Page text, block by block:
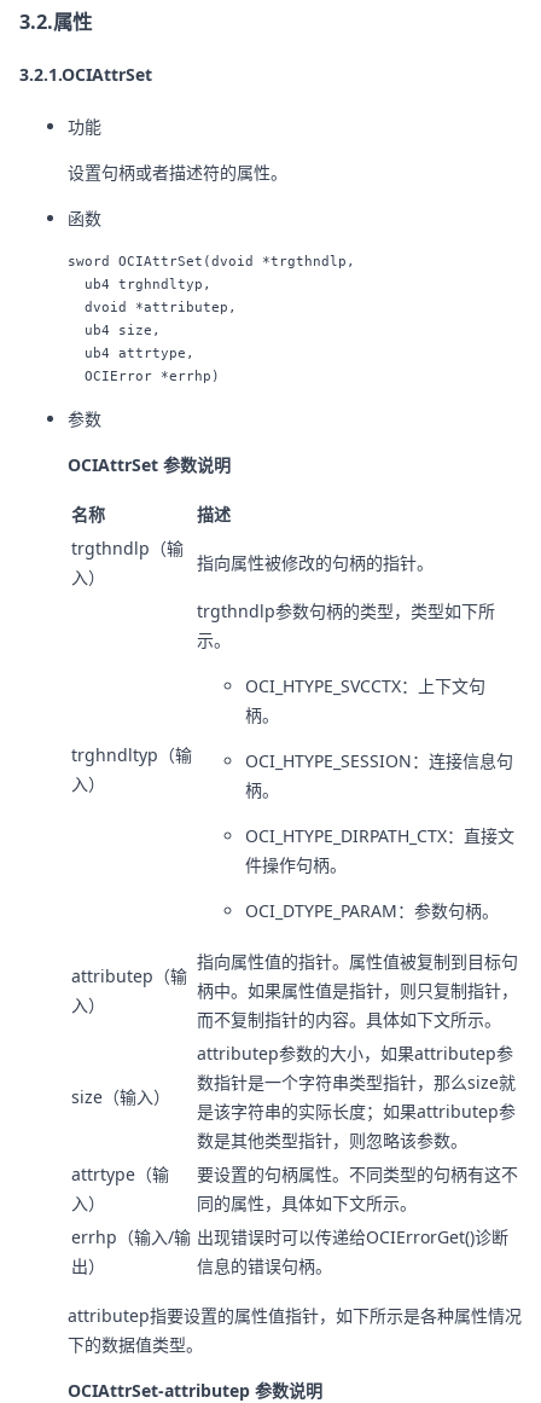
3.2.属性
3.2.1.OCIAttrSet
功能
设置句柄或者描述符的属性。
函数
sword OCIAttrSet(dvoid *trgthndlp,
  ub4 trghndltyp,
  dvoid *attributep,
  ub4 size,
  ub4 attrtype,
参数
OCIAttrSet 参数说明
名称
描述
trgthndlp（输
入）
指向属性被修改的句柄的指针。
trghndltyp（输
入）
trgthndlp参数句柄的类型，类型如下所
示。
OCI_HTYPE_SVCCTX：上下文句
柄。
OCI_HTYPE_SESSION：连接信息句
柄。
OCI_HTYPE_DIRPATH_CTX：直接文
件操作句柄。
OCI_DTYPE_PARAM：参数句柄。
attributep（输
入）
指向属性值的指针。属性值被复制到目标句
柄中。如果属性值是指针，则只复制指针，
而不复制指针的内容。具体如下文所示。
size（输入）
attributep参数的大小，如果attributep参
数指针是一个字符串类型指针，那么size就
是该字符串的实际长度；如果attributep参
数是其他类型指针，则忽略该参数。
attrtype（输
入）
要设置的句柄属性。不同类型的句柄有这不
同的属性，具体如下文所示。
errhp（输入/输
出）
出现错误时可以传递给OCIErrorGet()诊断
信息的错误句柄。
attributep指要设置的属性值指针，如下所示是各种属性情况
下的数据值类型。
OCIAttrSet-attributep 参数说明